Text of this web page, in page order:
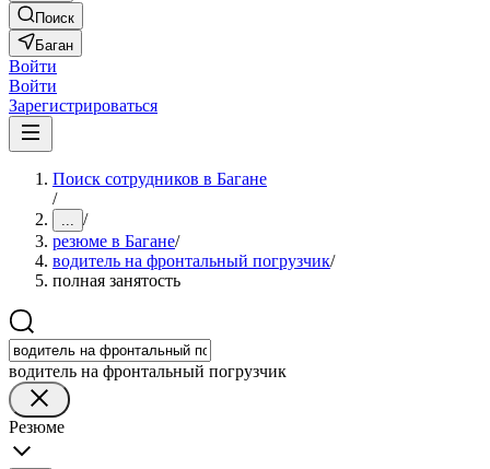
Поиск
Баган
Войти
Войти
Зарегистрироваться
Поиск сотрудников в Багане
/
... /
резюме в Багане/
водитель на фронтальный погрузчик/
полная занятость
водитель на фронтальный погрузчик
Резюме